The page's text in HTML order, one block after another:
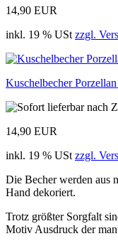
14,90 EUR
inkl. 19 % USt zzgl.
Kuschelbecher
14,90 EUR
inkl. 19 % USt zzgl.
Die Becher werden aus
Hand dekoriert.
Trotz größter Sorgfalt
Motiv Ausdruck der